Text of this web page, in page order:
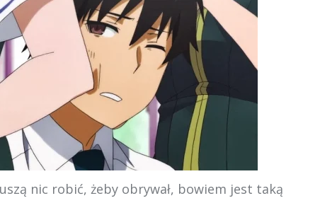
nic robić, żeby obrywał, bowiem jest taką